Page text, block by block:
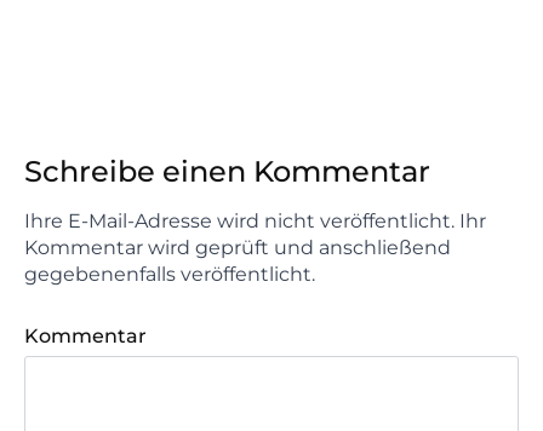
Schreibe einen Kommentar
Ihre E-Mail-Adresse wird nicht veröffentlicht. Ihr
Kommentar wird geprüft und anschließend
gegebenenfalls veröffentlicht.
Kommentar